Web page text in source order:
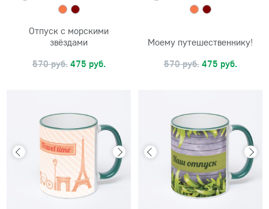
Отпуск с морскими
звёздами
570 руб. 475 руб.
Моему путешественнику!
570 руб. 475 руб.